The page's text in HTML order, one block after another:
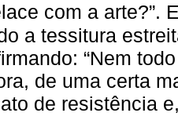
com a arte?”.
a tessitura
“Nem
de uma certa
de resistência